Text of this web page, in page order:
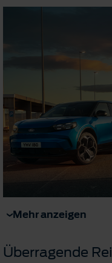
Mehr anzeigen
Überragende